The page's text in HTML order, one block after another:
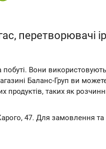
перетворювачі
Вони
Баланс-Груп ви
продуктів, таких як
47. Для замовлення та